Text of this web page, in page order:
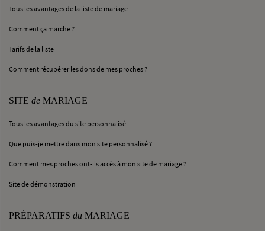
Tous les avantages de la liste de mariage
Comment ça marche ?
Tarifs de la liste
Comment récupérer les dons de mes proches ?
SITE de MARIAGE
Tous les avantages du site personnalisé
Que puis-je mettre dans mon site personnalisé ?
Comment mes proches ont-ils accès à mon site de mariage ?
Site de démonstration
PRÉPARATIFS du MARIAGE